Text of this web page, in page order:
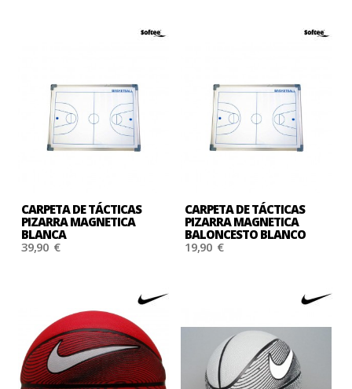
CARPETA DE TÁCTICAS
PIZARRA MAGNETICA
BLANCA
39,90 €
CARPETA DE TÁCTICAS
PIZARRA MAGNETICA
BALONCESTO BLANCO
19,90 €